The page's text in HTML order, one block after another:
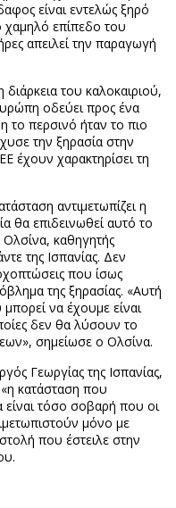
είναι εντελώς ξηρό
χαμηλό επίπεδο του
απειλεί την παραγωγή
του καλοκαιριού,
οδεύει προς ένα
το περσινό ήταν το πιο
την ξηρασία στην
έχουν χαρακτηρίσει τη
αντιμετωπίζει η
θα επιδεινωθεί αυτό το
καθηγητής
της Ισπανίας. Δεν
που ίσως
της ξηρασίας. «Αυτή
να έχουμε είναι
δεν θα λύσουν το
σημείωσε ο Ολσίνα.
Γεωργίας της Ισπανίας,
κατάσταση που
είναι τόσο σοβαρή που οι
μόνο με
που έστειλε στην